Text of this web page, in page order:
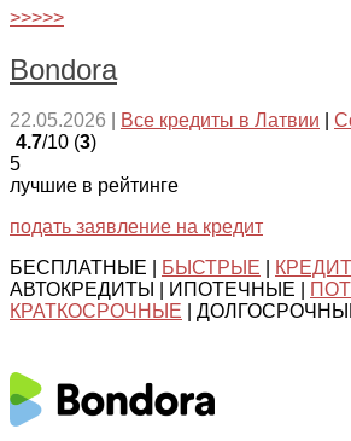
>>>>>
Bondora
22.05.2026 Все кредиты в Латвии
4.7/10 (3)
5
лучшие в рейтинге
подать заявление на кредит
БЕСПЛАТНЫЕ |
БЫСТРЫЕ
АВТОКРЕДИТЫ | ИПОТЕЧНЫЕ |
КРАТКОСРОЧНЫЕ |